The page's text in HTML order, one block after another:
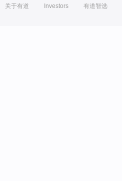
关于有道 Investors 有道智选